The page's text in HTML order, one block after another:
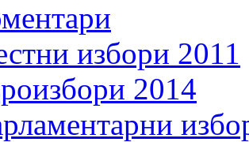
избори 2011
2014